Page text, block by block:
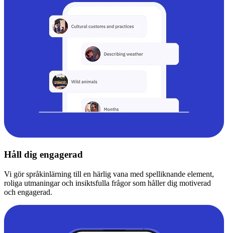
Håll dig engagerad
Vi gör språkinlärning till en härlig vana med spelliknande element,
roliga utmaningar och insiktsfulla frågor som håller dig motiverad
och engagerad.